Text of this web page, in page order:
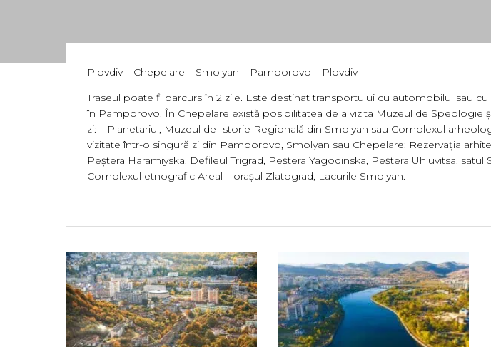
Plovdiv – Chepelare – Smolyan – Pamporovo – Plovdiv
Traseul poate fi parcurs în 2 zile. Este destinat transportului cu automobilul sau
în Pamporovo. În Chepelare există posibilitatea de a vizita Muzeul de
zi: – Planetariul, Muzeul de Istorie Regională din Smolyan sau Complexul
vizitate într-o singură zi din Pamporovo, Smolyan sau Chepelare: Rezervația
Peștera Haramiyska, Defileul Trigrad, Peștera Yagodinska, Peștera Uhluvitsa,
Complexul etnografic Areal – orașul Zlatograd, Lacurile Smolyan.